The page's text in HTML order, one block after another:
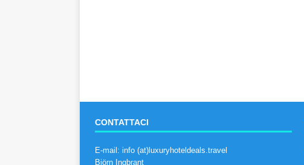
CONTATTACI
E-mail: info (at)luxuryhoteldeals.travel
Björn Ingbrant